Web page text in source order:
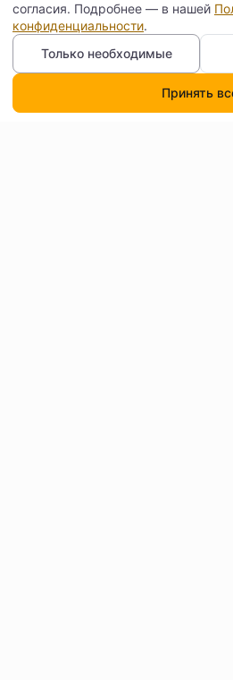
согласия. Подробнее — в нашей
конфиденциальности.
Только необходимые
Принять